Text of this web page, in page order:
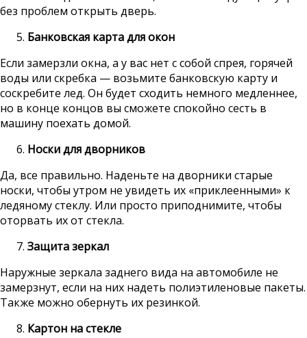
без проблем открыть дверь.
Банковская карта для окон
Если замерзли окна, а у вас нет с собой спрея, горячей
воды или скребка — возьмите банковскую карту и
соскребите лед. Он будет сходить немного медленнее,
но в конце концов вы сможете спокойно сесть в
машину поехать домой.
Носки для дворников
Да, все правильно. Наденьте на дворники старые
носки, чтобы утром не увидеть их «приклеенными» к
ледяному стеклу. Или просто приподнимите, чтобы
оторвать их от стекла.
Защита зеркал
Наружные зеркала заднего вида на автомобиле не
замерзнут, если на них надеть полиэтиленовые пакеты.
Также можно обернуть их резинкой.
Картон на стекле